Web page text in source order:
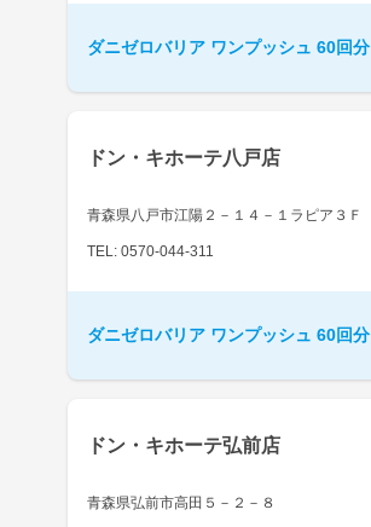
ダニゼロバリア ワンプッシュ 60回分
ドン・キホーテ八戸店
青森県八戸市江陽２－１４－１ラピア３Ｆ
TEL: 0570-044-311
ダニゼロバリア ワンプッシュ 60回分
ドン・キホーテ弘前店
青森県弘前市高田５－２－８